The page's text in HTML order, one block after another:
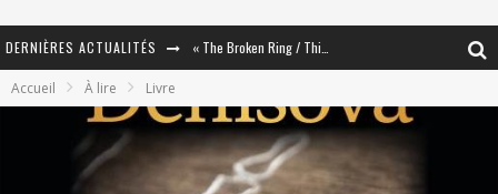
DERNIÈRES ACTUALITÉS
Star Fox
Accueil À lire Livre